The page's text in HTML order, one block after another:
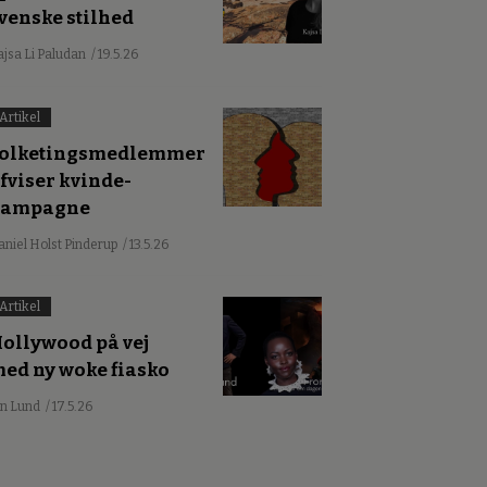
stilhed
Li Paludan / 19.5.26
Artikel
kvinde-
Holst Pinderup / 13.5.26
Artikel
på vej
ny woke fiasko
Lund / 17.5.26